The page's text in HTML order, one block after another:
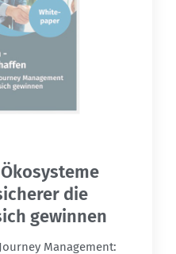
die
gewinnen
Management: